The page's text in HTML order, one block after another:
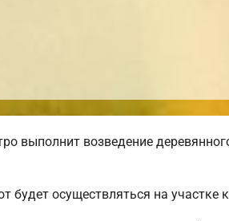
выполнит возведение
осуществляться на участке